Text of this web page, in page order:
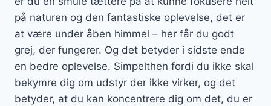
på naturen og den fantastiske oplevelse, det er
at være under åben himmel – her får du godt
grej, der fungerer. Og det betyder i sidste ende
en bedre oplevelse. Simpelthen fordi du ikke skal
bekymre dig om udstyr der ikke virker, og det
betyder, at du kan koncentrere dig om det, du er